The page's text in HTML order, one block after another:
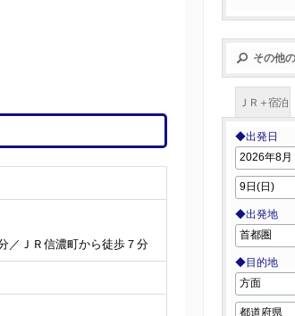
／ＪＲ信濃町から徒歩７分
その他
ＪＲ＋宿泊
◆出発日
◆出発地
◆目的地